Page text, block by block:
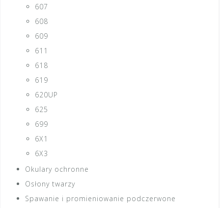
607
608
609
611
618
619
620UP
625
699
6X1
6X3
Okulary ochronne
Osłony twarzy
Spawanie i promieniowanie podczerwone